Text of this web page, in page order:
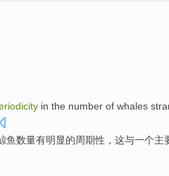
in the number of whales
鱼数量有明显的周期性 ， 这与一个主